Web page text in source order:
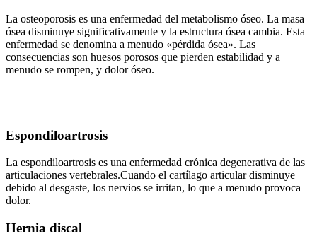
La osteoporosis es una enfermedad del metabolismo óseo. La masa
ósea disminuye significativamente y la estructura ósea cambia. Esta
enfermedad se denomina a menudo «pérdida ósea». Las
consecuencias son huesos porosos que pierden estabilidad y a
menudo se rompen, y dolor óseo.
Espondiloartrosis
La espondiloartrosis es una enfermedad crónica degenerativa de las
articulaciones vertebrales.Cuando el cartílago articular disminuye
debido al desgaste, los nervios se irritan, lo que a menudo provoca
dolor.
Hernia discal